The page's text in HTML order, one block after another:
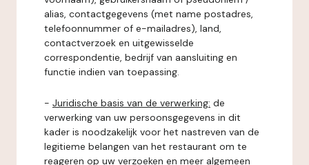
alias, contactgegevens (met name postadres,
telefoonnummer of e-mailadres), land,
contactverzoek en uitgewisselde
correspondentie, bedrijf van aansluiting en
functie indien van toepassing.
- Juridische basis van de verwerking: de
verwerking van uw persoonsgegevens in dit
kader is noodzakelijk voor het nastreven van de
legitieme belangen van het restaurant om te
reageren op uw verzoeken en meer algemeen